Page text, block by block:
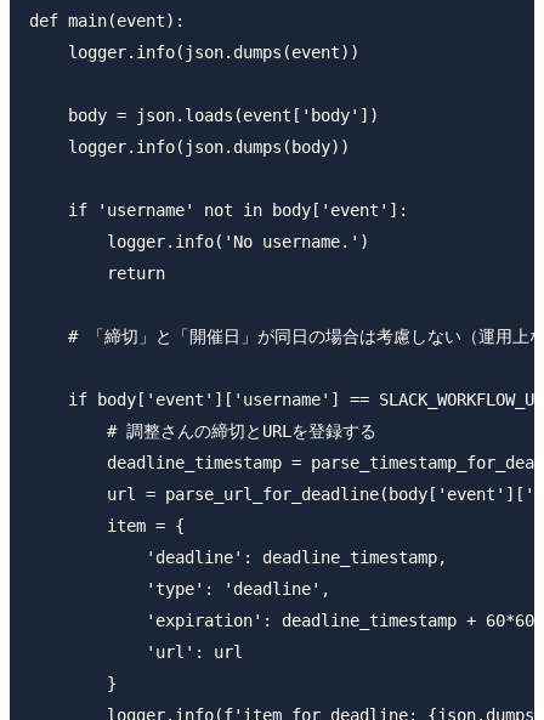
def main(event):
    logger.info(json.dumps(event))
    body = json.loads(event['body'])
    logger.info(json.dumps(body))
    if 'username' not in body['event']:
        logger.info('No username.')
        return
# 「締切」と「開催日」が同日の場合は考慮しない（運用上
if body['event']['username'] ==
        # 調整さんの締切とURLを登録する
deadline_timestamp =
url =
        item = {
            'deadline': deadline_timestamp,
            'type': 'deadline',
'expiration': deadline_timestamp +
            'url': url
        }
logger.info(f'item for deadline: